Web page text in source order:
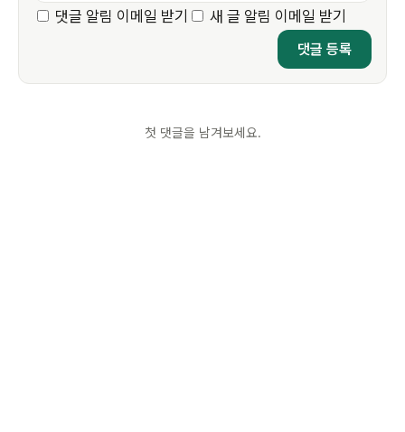
댓글 알림 이메일 받기 새 글 알림 이메일 받기
첫 댓글을 남겨보세요.